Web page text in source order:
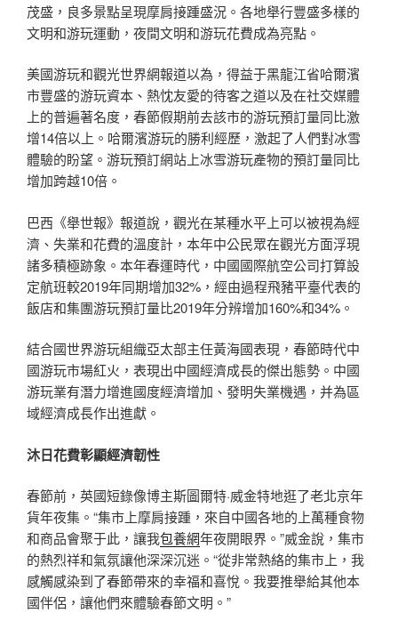
茂盛，良多景點呈現摩肩接踵盛況。各地舉行豐盛多樣的
文明和游玩運動，夜間文明和游玩花費成為亮點。
美國游玩和觀光世界網報道以為，得益于黑龍江省哈爾濱
市豐盛的游玩資本、熱忱友愛的待客之道以及在社交媒體
上的普遍著名度，春節假期前去該市的游玩預訂量同比激
增14倍以上。哈爾濱游玩的勝利經歷，激起了人們對冰雪
體驗的盼望。游玩預訂網站上冰雪游玩產物的預訂量同比
增加跨越10倍。
巴西《舉世報》報道說，觀光在某種水平上可以被視為經
濟、失業和花費的溫度計，本年中公民眾在觀光方面浮現
諸多積極跡象。本年春運時代，中國國際航空公司打算設
定航班較2019年同期增加32%，經由過程飛豬平臺代表的
飯店和集團游玩預訂量比2019年分辨增加160%和34%。
結合國世界游玩組織亞太部主任黃海國表現，春節時代中
國游玩市場紅火，表現出中國經濟成長的傑出態勢。中國
游玩業有潛力增進國度經濟增加、發明失業機遇，并為區
域經濟成長作出進獻。
沐日花費彰顯經濟韌性
春節前，英國短錄像博主斯圖爾特·威金特地逛了老北京年
貨年夜集。“集市上摩肩接踵，來自中國各地的上萬種食物
和商品會聚于此，讓我包養網年夜開眼界。”威金說，集市
的熱烈祥和氣氛讓他深深沉迷。“從非常熱絡的集市上，我
感觸感染到了春節帶來的幸福和喜悅。我要推舉給其他本
國伴侶，讓他們來體驗春節文明。”